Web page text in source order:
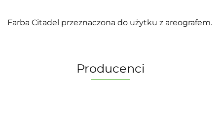
Farba Citadel przeznaczona do użytku z areografem.
Producenci